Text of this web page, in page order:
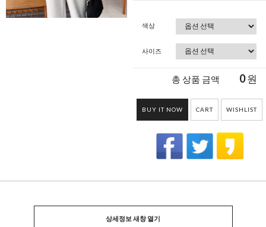
색상
사이즈
총 상품 금액 0원
BUY IT NOW CART WISHLIST
상세정보 새창 열기